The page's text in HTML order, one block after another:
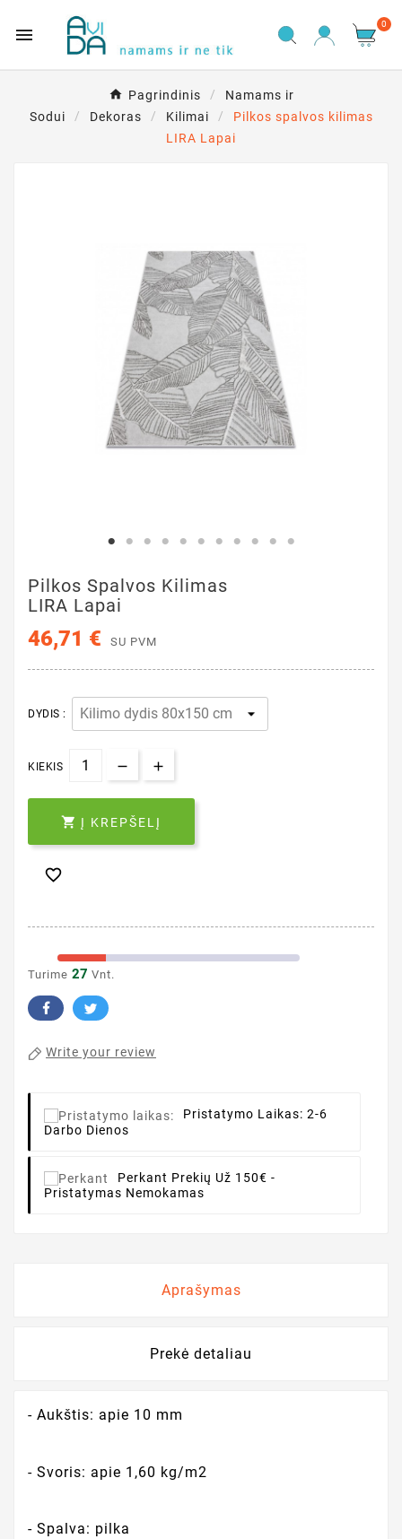

0
Pagrindinis
Namams ir
Sodui
Dekoras Kilimai
Pilkos spalvos kilimas
LIRA Lapai
Pilkos Spalvos Kilimas
LIRA Lapai
46,71 € SU PVM
DYDIS :
KIEKIS
 Į KREPŠELĮ

Turime 27 Vnt.
Write your review
Pristatymo Laikas: 2-6
Darbo Dienos
Perkant Prekių Už 150€ -
Pristatymas Nemokamas
Aprašymas
Prekė detaliau
- Aukštis: apie 10 mm
- Svoris: apie 1,60 kg/m2
- Spalva: pilka